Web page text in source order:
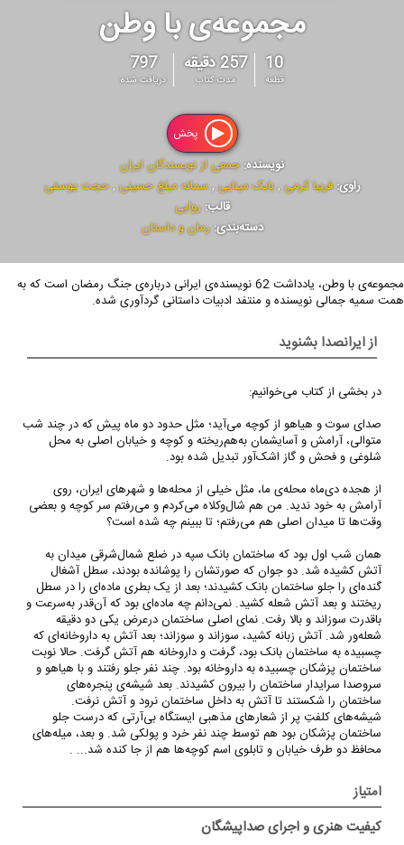
مجموعه‌ی با وطن
10
قطعه
257 دقیقه
مدت کتاب
797
دریافت شده
پخش
نویسنده: جمعی از نویسندگان ایران
راوی: فریبا کرمی ,بابک مینایی ,سمانه مبلغ حسینی ,حجت یوسفی
قالب: روایی
دسته‌بندی: رمان و داستان
مجموعه‌ی با وطن، یادداشت 62 نویسنده‌ی ایرانی درباره‌ی جنگ رمضان است که به
همت سمیه جمالی نویسنده و منتفد ادبیات داستانی گردآوری شده.
از ایرانصدا بشنوید
در بخشی از کتاب می‌خوانیم:
صدای سوت و هیاهو از کوچه می‌آید؛ مثل حدود دو ماه پیش که در چند شب
متوالی، آرامش و آسایشمان به‌هم‌ریخته و کوچه و خیابان اصلی به محل
شلوغی و فحش و گاز اشک‌آور تبدیل شده بود.
از هجده دی‌ماه محله‌ی ما، مثل خیلی از محله‌ها و شهرهای ایران، روی
آرامش به خود ندید. من هم شال‌وکلاه می‌کردم و می‌رفتم سر کوچه و بعضی
وقت‌ها تا میدان اصلی هم می‌رفتم؛ تا ببینم چه شده است؟
همان شب اول بود که ساختمان بانک سپه در ضلع شمال‌شرقی میدان به
آتش کشیده شد. دو جوان که صورتشان را پوشانده بودند، سطل آشغال
گنده‌ای را جلو ساختمان بانک کشیدند؛ بعد از یک بطری ماده‌ای را در سطل
ریختند و بعد آتش شعله کشید. نمی‌دانم چه ماده‌ای بود که آن‌قدر به‌سرعت و
باقدرت سوزاند و بالا رفت. نمای اصلی ساختمان درعرض یکی دو دقیقه
شعله‌ور شد. آتش زبانه کشید، سوزاند و سوزاند؛ بعد آتش به داروخانه‌ای که
چسبیده به ساختمان بانک بود، گرفت و داروخانه هم آتش گرفت. حالا نوبت
ساختمان پزشکان چسبیده به داروخانه بود. چند نفر جلو رفتند و با هیاهو و
سروصدا سرایدار ساختمان را بیرون کشیدند. بعد شیشه‌ی پنجره‌های
ساختمان را شکستند تا آتش به داخل ساختمان نرود و آتش نرفت.
شیشه‌های کلفتِ پر از شعارهای مذهبی ایستگاه بی‌آرتی که درست جلو
ساختمان پزشکان بود هم توسط چند نفر خرد و پولکی شد. و بعد، میله‌های
محافظ دو طرف خیابان و تابلوی اسم کوچه‌ها هم از جا کنده شد... .
امتیاز
کیفیت هنری و اجرای صداپیشگان